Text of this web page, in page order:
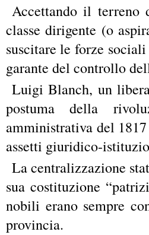
Accettando il terreno
classe dirigente (o
suscitare le forze
garante del controllo
Luigi Blanch, un
postuma della
amministrativa del
assetti giuridico-
La centralizzazione
sua costituzione
nobili erano sempre
provincia.